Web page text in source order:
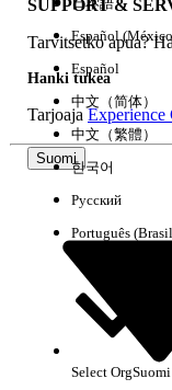
SUPPORT &
Tarvitsetko apua?
Hanki tukea
TarjoajaExperience
Suomi
Español
Español
中文（简体）
中文（繁體）
한국어
Русский
Português
Select OrgSuomi